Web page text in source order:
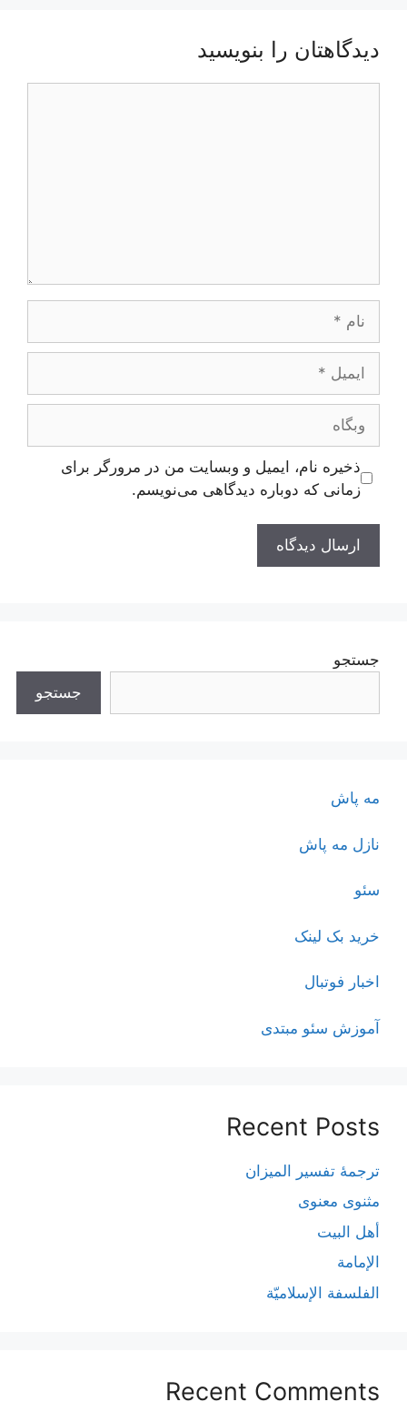
دیدگاهتان را بنویسید
وبگاه
ذخیره نام، ایمیل و وبسایت من در مرورگر برای
زمانی که دوباره دیدگاهی می‌نویسم.
جستجو
جستجو
مه پاش
نازل مه پاش
سئو
خرید بک لینک
اخبار فوتبال
آموزش سئو مبتدی
Recent Posts
ترجمۀ تفسیر المیزان
مثنوی معنوی
أهل البيت
الإمامة
الفلسفة الإسلاميّة
Recent Comments